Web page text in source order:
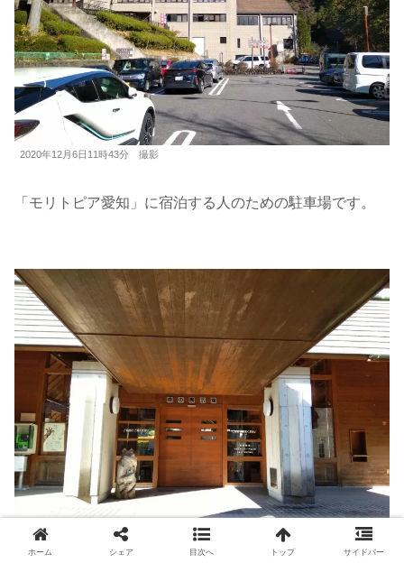
2020年12月6日11時43分 撮影
「モリトピア愛知」に宿泊する人のための駐車場です。
2020年12月6日11時47分 撮影
ホーム シェア 目次へ トップ サイドバー